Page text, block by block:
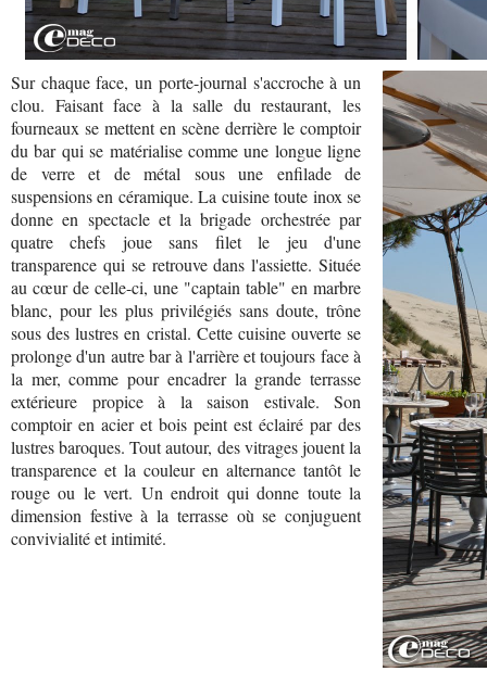
Sur chaque face, un porte-journal s'accroche à un
clou. Faisant face à la salle du restaurant, les
fourneaux se mettent en scène derrière le comptoir
du bar qui se matérialise comme une longue ligne
de verre et de métal sous une enfilade de
suspensions en céramique. La cuisine toute inox se
donne en spectacle et la brigade orchestrée par
quatre chefs joue sans filet le jeu d'une
transparence qui se retrouve dans l'assiette. Située
au cœur de celle-ci, une "captain table" en marbre
blanc, pour les plus privilégiés sans doute, trône
sous des lustres en cristal. Cette cuisine ouverte se
prolonge d'un autre bar à l'arrière et toujours face à
la mer, comme pour encadrer la grande terrasse
extérieure propice à la saison estivale. Son
comptoir en acier et bois peint est éclairé par des
lustres baroques. Tout autour, des vitrages jouent la
transparence et la couleur en alternance tantôt le
rouge ou le vert. Un endroit qui donne toute la
dimension festive à la terrasse où se conjuguent
convivialité et intimité.